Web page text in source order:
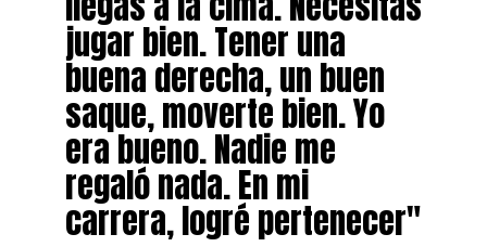
jugar bien. Tener una
buena derecha, un buen
saque, moverte bien. Yo
era bueno. Nadie me
regaló nada. En mi
carrera, logré pertenecer"